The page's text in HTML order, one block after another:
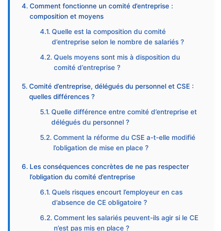
Comment fonctionne un comité d’entreprise :
composition et moyens
Quelle est la composition du comité
d’entreprise selon le nombre de salariés ?
Quels moyens sont mis à disposition du
comité d’entreprise ?
Comité d’entreprise, délégués du personnel et CSE :
quelles différences ?
Quelle différence entre comité d’entreprise et
délégués du personnel ?
Comment la réforme du CSE a-t-elle modifié
l’obligation de mise en place ?
Les conséquences concrètes de ne pas respecter
l’obligation du comité d’entreprise
Quels risques encourt l’employeur en cas
d’absence de CE obligatoire ?
Comment les salariés peuvent-ils agir si le CE
n’est pas mis en place ?